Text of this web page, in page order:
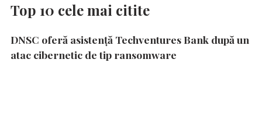
Top 10 cele mai citite
DNSC oferă asistență Techventures Bank după un
atac cibernetic de tip ransomware